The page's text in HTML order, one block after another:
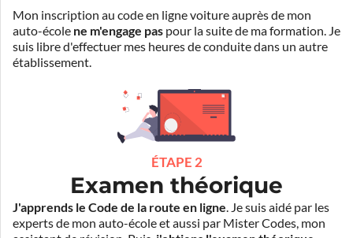
Mon inscription au code en ligne voiture auprès de mon
auto-école ne m'engage pas pour la suite de ma formation. Je
suis libre d'effectuer mes heures de conduite dans un autre
établissement.
ÉTAPE 2
Examen théorique
J'apprends le Code de la route en ligne. Je suis aidé par les
experts de mon auto-école et aussi par Mister Codes, mon